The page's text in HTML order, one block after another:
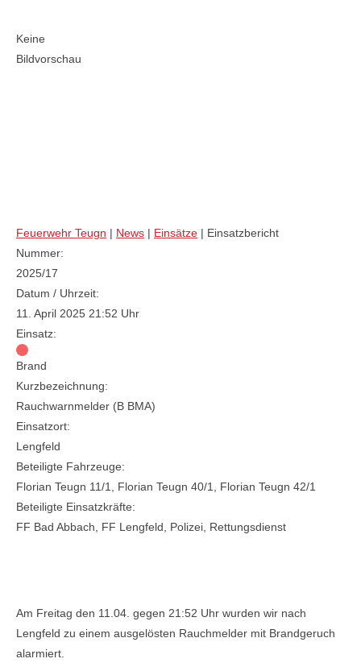
Keine
Bildvorschau
Feuerwehr Teugn | News | Einsätze | Einsatzbericht
Nummer:
2025/17
Datum / Uhrzeit:
11. April 2025 21:52 Uhr
Einsatz:
Brand
Kurzbezeichnung:
Rauchwarnmelder (B BMA)
Einsatzort:
Lengfeld
Beteiligte Fahrzeuge:
Florian Teugn 11/1, Florian Teugn 40/1, Florian Teugn 42/1
Beteiligte Einsatzkräfte:
FF Bad Abbach, FF Lengfeld, Polizei, Rettungsdienst
Am Freitag den 11.04. gegen 21:52 Uhr wurden wir nach
Lengfeld zu einem ausgelösten Rauchmelder mit Brandgeruch
alarmiert.